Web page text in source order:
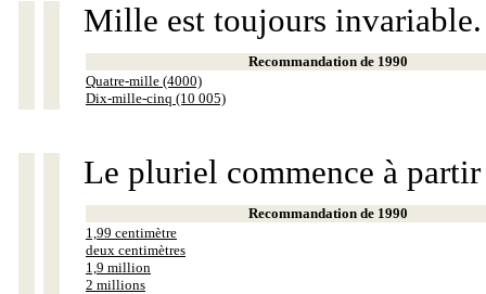
Mille est toujours invariable.
Recommandation de 1990
Quatre-mille (4000)
Dix-mille-cinq (10 005)
Le pluriel commence à
Recommandation de 1990
1,99 centimètre
deux centimètres
1,9 million
2 millions